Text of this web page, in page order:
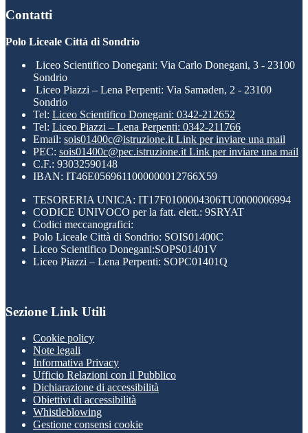
Contatti
Polo Liceale Città di Sondrio
Liceo Scientifico Donegani: Via Carlo Donegani, 3 - 23100
Sondrio
Liceo Piazzi – Lena Perpenti: Via Samaden, 2 - 23100
Sondrio
Tel: Liceo Scientifico Donegani: 0342-212652
Tel: Liceo Piazzi – Lena Perpenti: 0342-211766
Email: sois01400c@istruzione.it Link per inviare una mail
PEC: sois01400c@pec.istruzione.it Link per inviare una mail
C.F.: 93032590148
IBAN: IT46E0569611000000012766X59
TESORERIA UNICA: IT17F0100004306TU0000006994
CODICE UNIVOCO per la fatt. elett.: 9SRYAT
Codici meccanografici:
Polo Liceale Città di Sondrio: SOIS01400C
Liceo Scientifico Donegani:SOPS01401V
Liceo Piazzi – Lena Perpenti: SOPC01401Q
Sezione Link Utili
Cookie policy
Note legali
Informativa Privacy
Ufficio Relazioni con il Pubblico
Dichiarazione di accessibilità
Obiettivi di accessibilità
Whistleblowing
Gestione consensi cookie